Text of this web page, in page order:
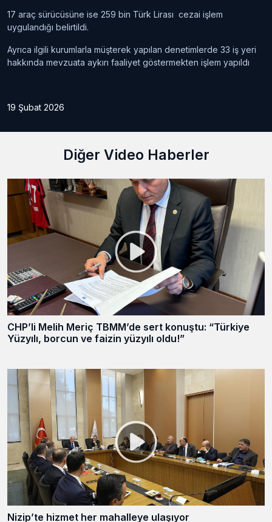
17 araç sürücüsüne ise 259 bin Türk Lirası cezai işlem
uygulandığı belirtildi.
Ayrıca ilgili kurumlarla müşterek yapılan denetimlerde 33 iş yeri
hakkında mevzuata aykırı faaliyet göstermekten işlem yapıldı
19 Şubat 2026
Diğer Video Haberler
CHP’li Melih Meriç TBMM’de sert konuştu: “Türkiye
Yüzyılı, borcun ve faizin yüzyılı oldu!”
Nizip’te hizmet her mahalleye ulaşıyor